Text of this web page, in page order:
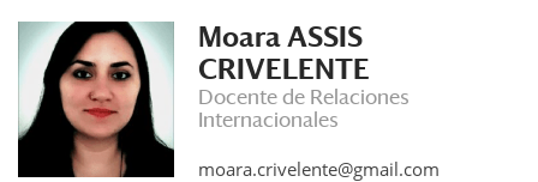
Moara ASSIS
CRIVELENTE
Docente de Relaciones
Internacionales
moara.crivelente@gmail.com